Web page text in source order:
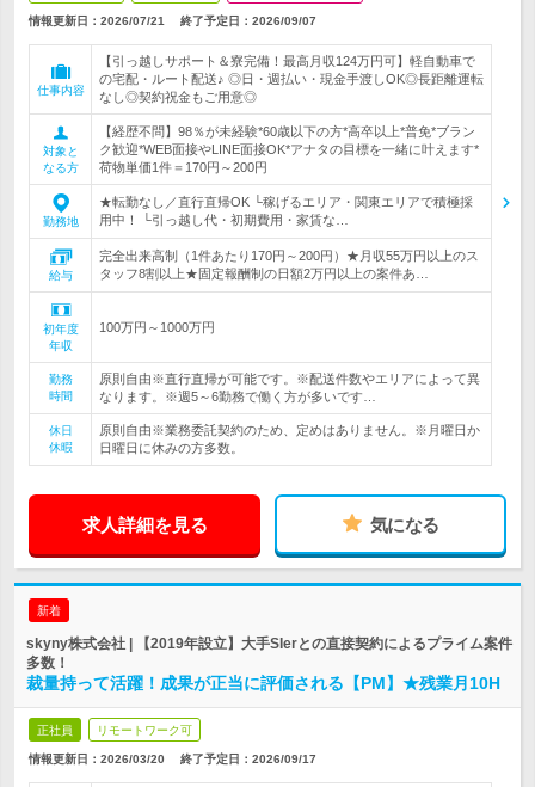
情報更新日：2026/07/21 終了予定日： 2026/09/07
仕事内容
【引っ越しサポート＆寮完備！最高月収124万円可】軽自動車で
の宅配・ルート配送♪ ◎日・週払い・現金手渡しOK◎長距離運転
なし◎契約祝金もご用意◎
対象と
なる方
【経歴不問】98％が未経験*60歳以下の方*高卒以上*普免*ブラン
ク歓迎*WEB面接やLINE面接OK*アナタの目標を一緒に叶えます*
荷物単価1件＝170円～200円
勤務地
★転勤なし／直行直帰OK └稼げるエリア・関東エリアで積極採
用中！ └引っ越し代・初期費用・家賃な…
給与
完全出来高制（1件あたり170円～200円）★月収55万円以上のス
タッフ8割以上★固定報酬制の日額2万円以上の案件あ…
初年度
年収
100万円～1000万円
勤務
時間
原則自由※直行直帰が可能です。※配送件数やエリアによって異
なります。※週5～6勤務で働く方が多いです…
休日
休暇
原則自由※業務委託契約のため、定めはありません。※月曜日か
日曜日に休みの方多数。
求人詳細を見る 気になる
新着
skyny株式会社 | 【2019年設立】大手SIerとの直接契約によるプライム案件
多数！
裁量持って活躍！成果が正当に評価される【PM】★残業月10H
正社員 リモートワーク可
情報更新日：2026/03/20 終了予定日： 2026/09/17